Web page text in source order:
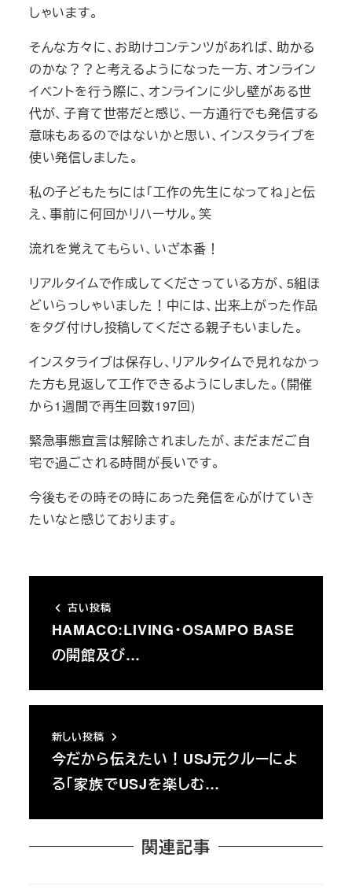
しゃいます。
そんな方々に、お助けコンテンツがあれば、助かる
のかな？？と考えるようになった一方、オンライン
イベントを行う際に、オンラインに少し壁がある世
代が、子育て世帯だと感じ、一方通行でも発信する
意味もあるのではないかと思い、インスタライブを
使い発信しました。
私の子どもたちには「工作の先生になってね」と伝
え、事前に何回かリハーサル。笑
流れを覚えてもらい、いざ本番！
リアルタイムで作成してくださっている方が、5組ほ
どいらっしゃいました！中には、出来上がった作品
をタグ付けし投稿してくださる親子もいました。
インスタライブは保存し、リアルタイムで見れなかっ
た方も見返して工作できるようにしました。（開催
から1週間で再生回数197回)
緊急事態宣言は解除されましたが、まだまだご自
宅で過ごされる時間が長いです。
今後もその時その時にあった発信を心がけていき
たいなと感じております。
古い投稿
HAMACO:LIVING・OSAMPO BASE
の開館及び…
新しい投稿
今だから伝えたい！USJ元クルーによ
る「家族でUSJを楽しむ…
関連記事